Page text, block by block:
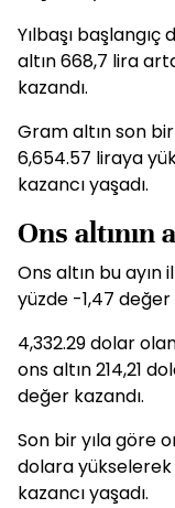
Yılbaşı
altın 668,7 lira
kazandı.
Gram altın son
6,654.57 liraya
kazancı yaşadı.
Ons altının
Ons altın bu
yüzde -1,47
4,332.29 dolar
ons altın 214,21
değer kazandı.
Son bir yıla göre
dolara yükselerek
kazancı yaşadı.